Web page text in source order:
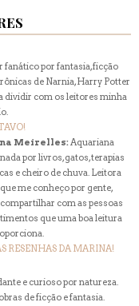
fanático por fantasia, ficção
de Narnia, Harry Potter
dividir com os leitores minha
Meirelles:Aquariana
por livros, gatos, terapias
e cheiro de chuva. Leitora
me conheço por gente,
com as pessoas
que uma boa leitura
RESENHAS DA MARINA!
e curioso por natureza.
de ficção e fantasia.